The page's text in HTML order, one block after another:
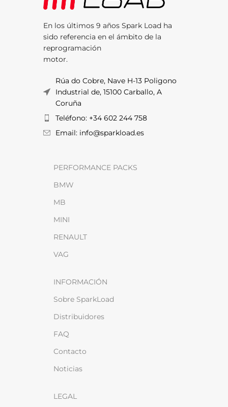
En los últimos 9 años Spark Load ha
sido referencia en el ámbito de la
reprogramación
motor.
Rúa do Cobre, Nave H-13 Poligono
Industrial de, 15100 Carballo, A
Coruña
Teléfono: +34 602 244 758
Email: info@sparkload.es
PERFORMANCE PACKS
BMW
MB
MINI
RENAULT
VAG
INFORMACIÓN
Sobre SparkLoad
Distribuidores
FAQ
Contacto
Noticias
LEGAL